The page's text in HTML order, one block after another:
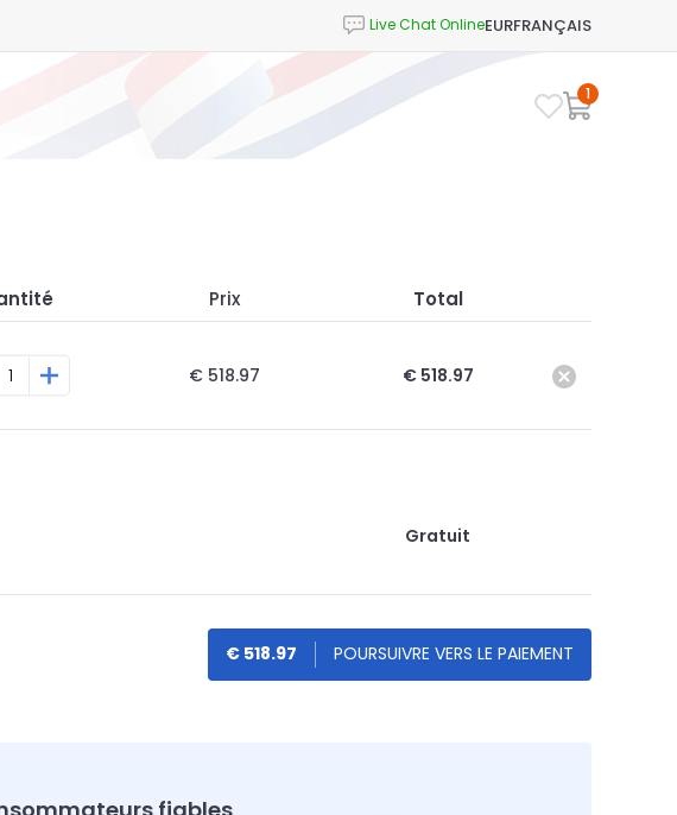
EURFRANÇAIS
1
Prix Total
€ 518.97 € 518.97
Gratuit
€ 518.97